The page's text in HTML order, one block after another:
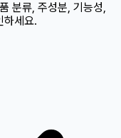
분류, 주성분, 기능성,
하세요.